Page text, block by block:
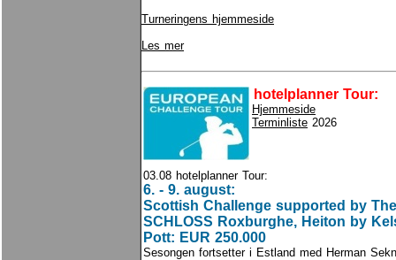
Turneringens hjemmeside
Les mer
hotelplanner Tour:
Hjemmeside
Terminliste 2026
03.08 hotelplanner Tour:
6. - 9. august:
Scottish Challenge supported by
SCHLOSS Roxburghe, Heiton by
Pott: EUR 250.000
Sesongen fortsetter i Estland med Herman